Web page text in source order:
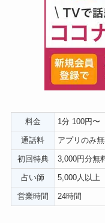
料金 1分 100円〜
通話料 アプリのみ
初回特典 3,000円分無
占い師 5,000人以上
営業時間 24時間